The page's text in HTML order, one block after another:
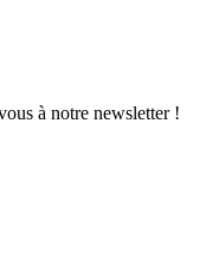
à notre newsletter !